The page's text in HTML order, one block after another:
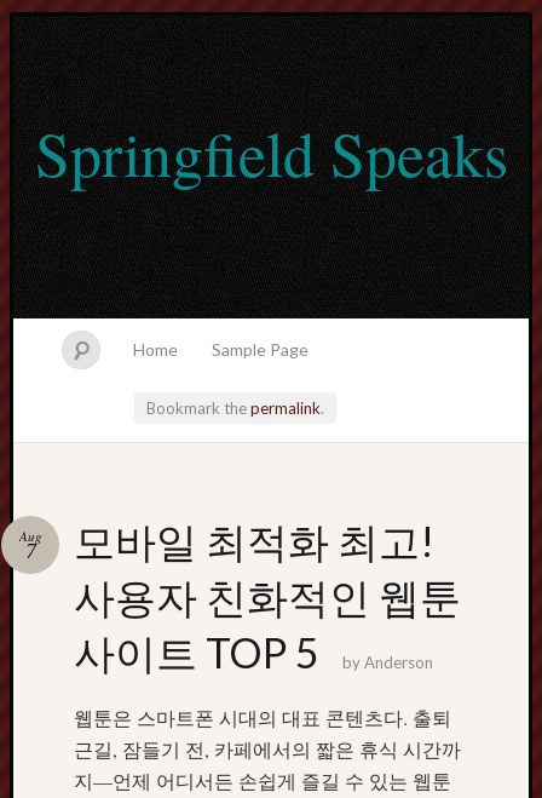
Springfield Speaks
Home Sample Page
Bookmark thepermalink.
모바일 최적화 최고!
사용자 친화적인 웹툰
사이트 TOP 5
Aug
7
byAnderson
웹툰은 스마트폰 시대의 대표 콘텐츠다. 출퇴
근길, 잠들기 전, 카페에서의 짧은 휴식 시간까
지—언제 어디서든 손쉽게 즐길 수 있는 웹툰